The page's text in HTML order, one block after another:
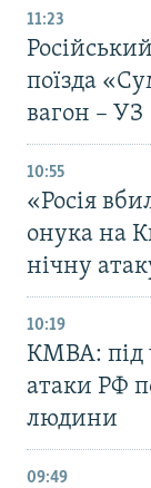
11:23
поїзда
вагон – УЗ
10:55
«Росія
онука на
нічну
10:19
КМВА: під
атаки РФ
людини
09:49